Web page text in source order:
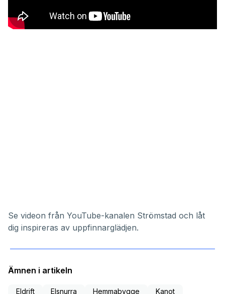
Se videon från YouTube-kanalen Strömstad och låt
dig inspireras av uppfinnarglädjen.
Ämnen i artikeln
Eldrift Elsnurra Hemmabygge Kanot